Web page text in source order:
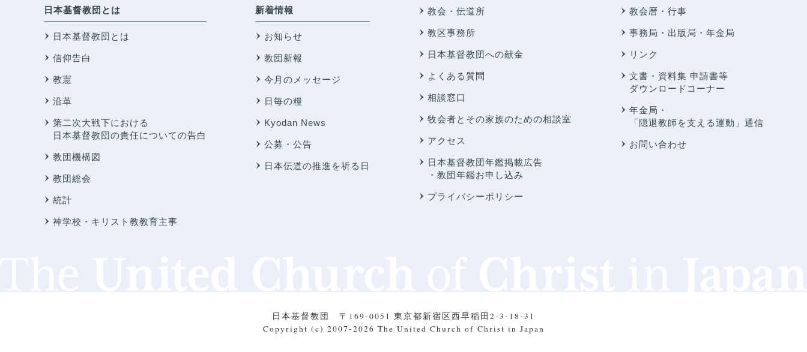
日本基督教団とは
日本基督教団とは
信仰告白
教憲
沿革
第二次大戦下における
日本基督教団の責任についての告白
教団機構図
教団総会
統計
神学校・キリスト教教育主事
新着情報
お知らせ
教団新報
今月のメッセージ
日毎の糧
Kyodan News
公募・公告
日本伝道の推進を祈る日
教会・伝道所
教区事務所
日本基督教団への献金
よくある質問
相談窓口
牧会者とその家族のための相談室
アクセス
日本基督教団年鑑掲載広告
・教団年鑑お申し込み
プライバシーポリシー
教会暦・行事
事務局・出版局・年金局
リンク
文書・資料集 申請書等
ダウンロードコーナー
年金局・
「隠退教師を支える運動」通信
お問い合わせ
日本基督教団 〒169-0051 東京都新宿区西早稲田2-3-18-31
Copyright (c) 2007-2026 The United Church of Christ in Japan